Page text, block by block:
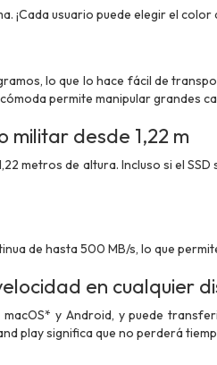
¡Cada usuario puede elegir el
lo que lo hace fácil de
permite manipular grandes
desde 1,22 m
metros de altura. Incluso si el
de hasta 500 MB/s, lo que
en cualquier
y Android, y puede
play significa que no perderá